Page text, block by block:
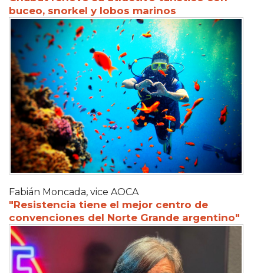
buceo, snorkel y lobos marinos
Fabián Moncada, vice AOCA
"Resistencia tiene el mejor centro de
convenciones del Norte Grande argentino"